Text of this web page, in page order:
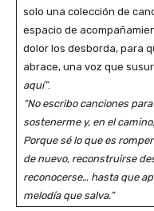
solo una colección de
espacio de
dolor los desborda, para
abrace, una voz que
aquí”.
“No escribo canciones
sostenerme y, en el
Porque sé lo que es
de nuevo, reconstruirse
reconocerse… hasta que
melodía que salva.”